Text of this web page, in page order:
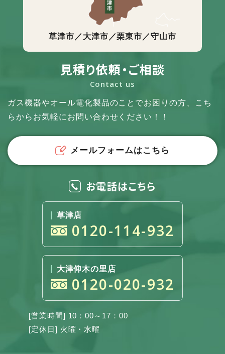
草津市／大津市／栗東市／守山市
見積り依頼・ご相談
Contact us
ガス機器やオール電化製品のことでお困りの方、
こち
らからお気軽にお問い合わせください！！
メールフォームはこちら
お電話はこちら
草津店
0120-114-932
大津仰木の里店
0120-020-932
[営業時間] 10：00～17：00
[定休日] 火曜・水曜